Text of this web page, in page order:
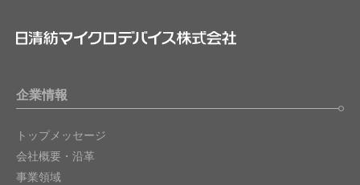
企業情報
トップメッセージ
会社概要・沿革
事業領域